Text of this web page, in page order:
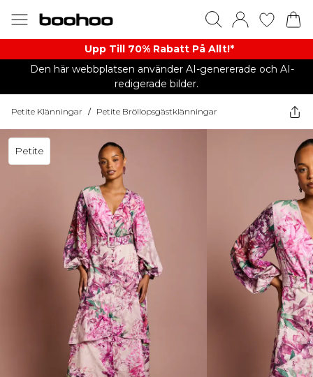
Upp Till 70% Rabatt På Allt!*
Den här webbplatsen använder AI-genererade och AI-
redigerade bilder.
Petite Klänningar / Petite Bröllopsgästklänningar
Petite